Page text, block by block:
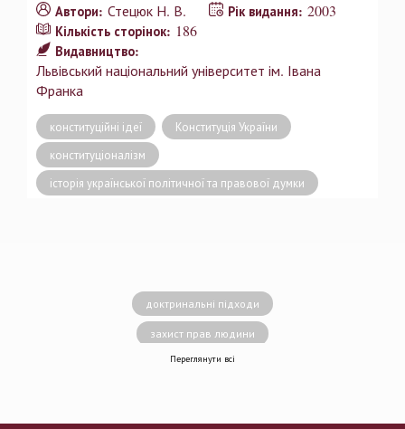
Автори: Стецюк Н. В. Рік видання: 2003
Кількість сторінок: 186
Видавництво:
Львівський національний університет ім. Івана
Франка
конституційні ідеї
Конституція України
конституціоналізм
історія української політичної та правової думки
доктринальні підходи
захист прав людини
децентралізація влади
генофонд держава
Переглянути всі